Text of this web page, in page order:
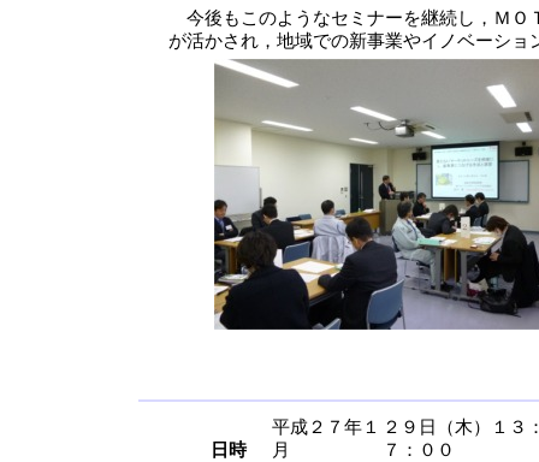
今後もこのようなセミナーを継続し，ＭＯ
が活かされ，地域での新事業やイノベーシ
日時
平成２７年１
月
２９日（木）１３
７：００